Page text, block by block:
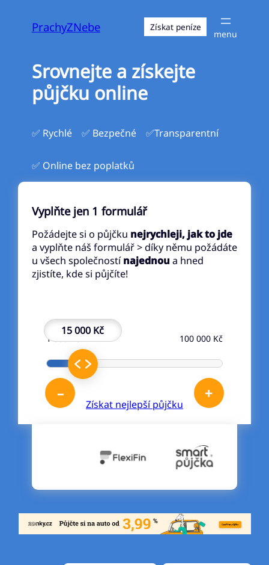
PrachyZNebe Získat peníze
Srovnejte a získejte
půjčku online
✅ Rychlé ✅ Bezpečné ✅Transparentní
✅ Online bez poplatků
Vyplňte jen 1 formulář
Požádejte si o půjčku nejrychleji, jak to jde
a vyplňte náš formulář > díky němu požádáte
u všech společnostínajednou a hned
zjistíte, kde si půjčíte!
15 000 Kč
– +
1 000 Kč 100 000 Kč
Získat nejlepší půjčku